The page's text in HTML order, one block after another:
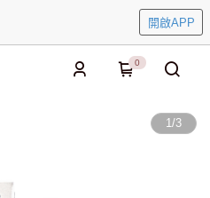
開啟APP
0
1/3